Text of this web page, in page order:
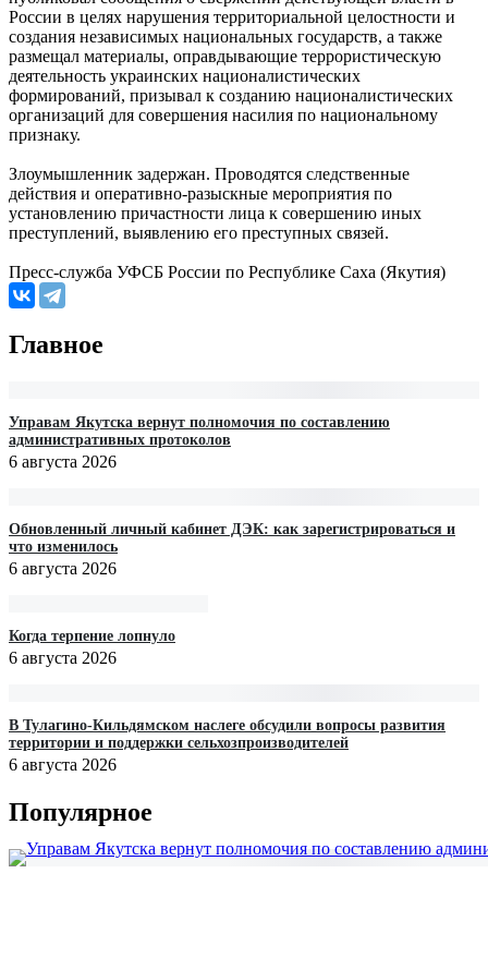
России в целях нарушения территориальной целостности и
создания независимых национальных государств, а также
размещал материалы, оправдывающие террористическую
деятельность украинских националистических
формирований, призывал к созданию националистических
организаций для совершения насилия по национальному
признаку.
Злоумышленник задержан. Проводятся следственные
действия и оперативно-разыскные мероприятия по
установлению причастности лица к совершению иных
преступлений, выявлению его преступных связей.
Пресс-служба УФСБ России по Республике Саха (Якутия)
Главное
Управам Якутска вернут полномочия по составлению
административных протоколов
6 августа 2026
Обновленный личный кабинет ДЭК: как зарегистрироваться и
что изменилось
6 августа 2026
Когда терпение лопнуло
6 августа 2026
В Тулагино-Кильдямском наслеге обсудили вопросы развития
территории и поддержки сельхозпроизводителей
6 августа 2026
Популярное